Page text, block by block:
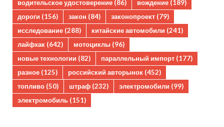
водительское удостоверение (86) вождение (189)
дороги (156) закон (84) законопроект (79)
исследование (288) китайские автомобили (241)
лайфхак (642) мотоциклы (96)
новые технологии (82) параллельный импорт (177)
разное (125) российский авторынок (452)
топливо (50) штраф (232) электромобили (99)
электромобиль (151)